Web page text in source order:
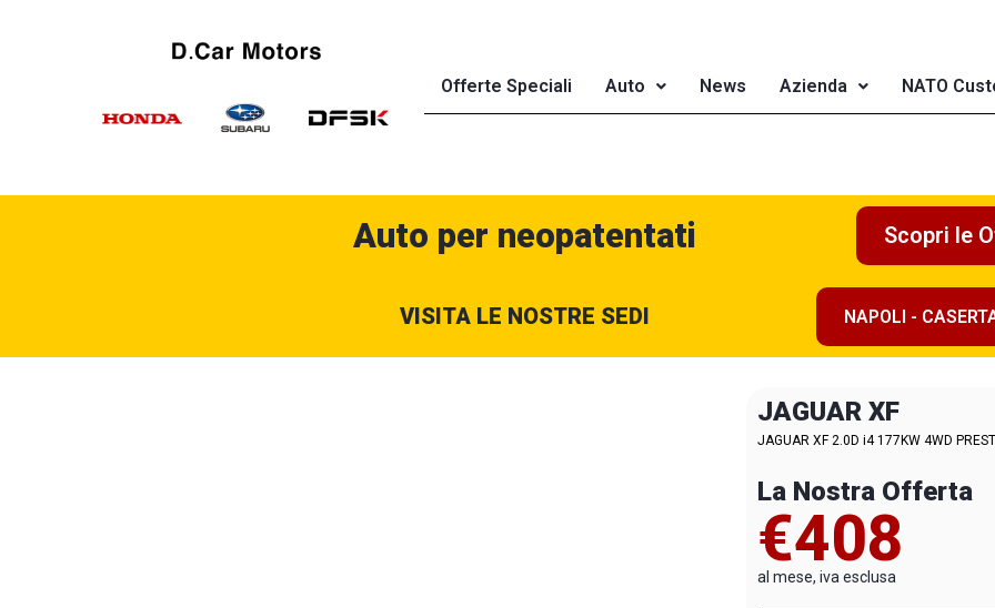
Offerte Speciali Auto News Azienda NATO
Auto per neopatentati Scopri le
VISITA LE NOSTRE SEDI NAPOLI -
JAGUAR XF
JAGUAR XF 2.0D i4 177KW 4WD
La Nostra Offerta
€408
al mese, iva esclusa